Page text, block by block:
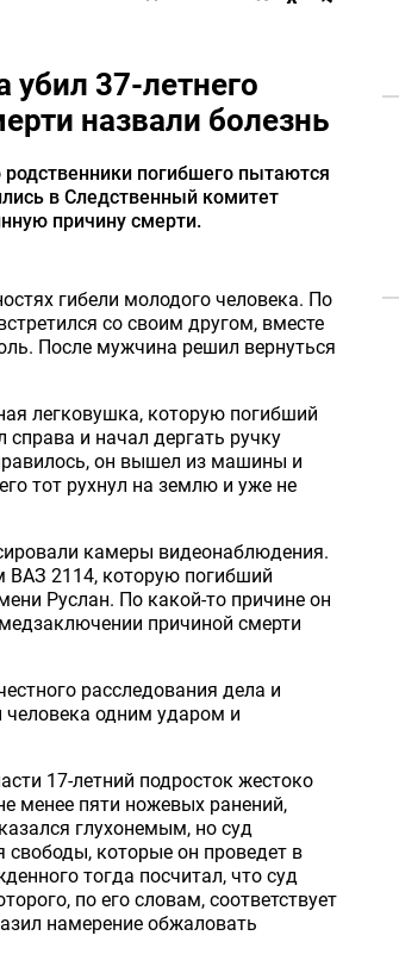
убил 37-летнего
назвали болезнь
погибшего пытаются
в Следственный комитет
причину смерти.
гибели молодого человека. По
со своим другом, вместе
После мужчина решил вернуться
легковушка, которую погибший
и начал дергать ручку
он вышел из машины и
тот рухнул на землю и уже не
камеры видеонаблюдения.
ВАЗ 2114, которую погибший
Руслан. По какой-то причине он
причиной смерти
расследования дела и
человека одним ударом и
17-летний подросток жестоко
менее пяти ножевых ранений,
глухонемым, но суд
свободы, которые он проведет в
тогда посчитал, что суд
по его словам, соответствует
намерение обжаловать